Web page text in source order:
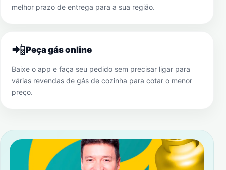
melhor prazo de entrega para a sua região.
📲Peça gás online
Baixe o app e faça seu pedido sem precisar ligar para
várias revendas de gás de cozinha para cotar o menor
preço.